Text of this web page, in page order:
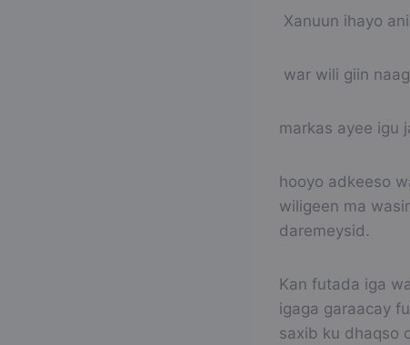
Xanuun ihayo
war wili giin
markas ayee igu
hooyo adkeeso
wiligeen ma
daremeysid.
Kan futada iga
igaga garaacay
saxib ku dhaqso